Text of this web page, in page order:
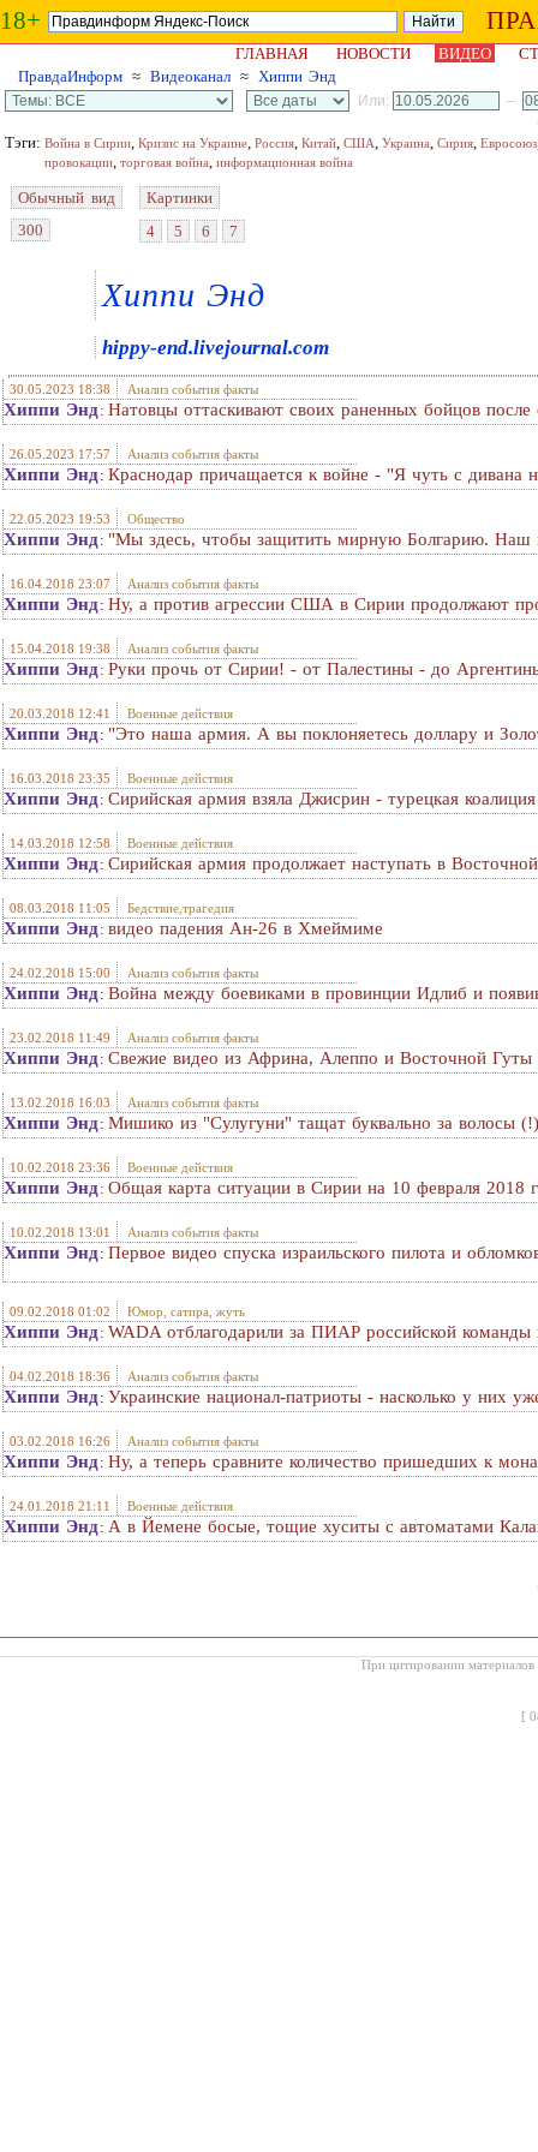
18+
ГЛАВНАЯ НОВОСТИ ВИДЕО
ПравдаИнформ ≈ Видеоканал ≈ Хиппи Энд
Или:
–
Тэги: Война в Сирии, Кризис на Украине, Россия, Китай, США, Украина, Сирия, Евросоюз
провокации, торговая война, информационная война
Обычный вид
300
Картинки
4
5 6 7
Хиппи Энд
hippy-end.livejournal.com
30.05.2023 18:38 Анализ события факты
Хиппи Энд : Натовцы оттаскивают своих раненных бойцов после
26.05.2023 17:57 Анализ события факты
Хиппи Энд : Краснодар причащается к войне - "Я чуть с дивана
22.05.2023 19:53 Общество
Хиппи Энд : "Мы здесь, чтобы защитить мирную Болгарию. Наш
16.04.2018 23:07 Анализ события факты
Хиппи Энд : Ну, а против агрессии США в Сирии продолжают
15.04.2018 19:38 Анализ события факты
Хиппи Энд : Руки прочь от Сирии! - от Палестины - до
20.03.2018 12:41 Военные действия
Хиппи Энд : "Это наша армия. А вы поклоняетесь доллару и
16.03.2018 23:35 Военные действия
Хиппи Энд : Сирийская армия взяла Джисрин - турецкая
14.03.2018 12:58 Военные действия
Хиппи Энд : Сирийская армия продолжает наступать в
08.03.2018 11:05 Бедствие,трагедия
Хиппи Энд : видео падения Ан-26 в Хмеймиме
24.02.2018 15:00 Анализ события факты
Хиппи Энд : Война между боевиками в провинции Идлиб и
23.02.2018 11:49 Анализ события факты
Хиппи Энд : Свежие видео из Африна, Алеппо и Восточной Гуты
13.02.2018 16:03 Анализ события факты
Хиппи Энд : Мишико из "Сулугуни" тащат буквально за волосы (!)
10.02.2018 23:36 Военные действия
Хиппи Энд : Общая карта ситуации в Сирии на 10 февраля 2018
10.02.2018 13:01 Анализ события факты
Хиппи Энд : Первое видео спуска израильского пилота и
09.02.2018 01:02 Юмор, сатира, жуть
Хиппи Энд : WADA отблагодарили за ПИАР российской
04.02.2018 18:36 Анализ события факты
Хиппи Энд : Украинские национал-патриоты - насколько у них
03.02.2018 16:26 Анализ события факты
Хиппи Энд : Ну, а теперь сравните количество пришедших к
24.01.2018 21:11 Военные действия
Хиппи Энд : А в Йемене босые, тощие хуситы с автоматами
При цитировании материалов
[